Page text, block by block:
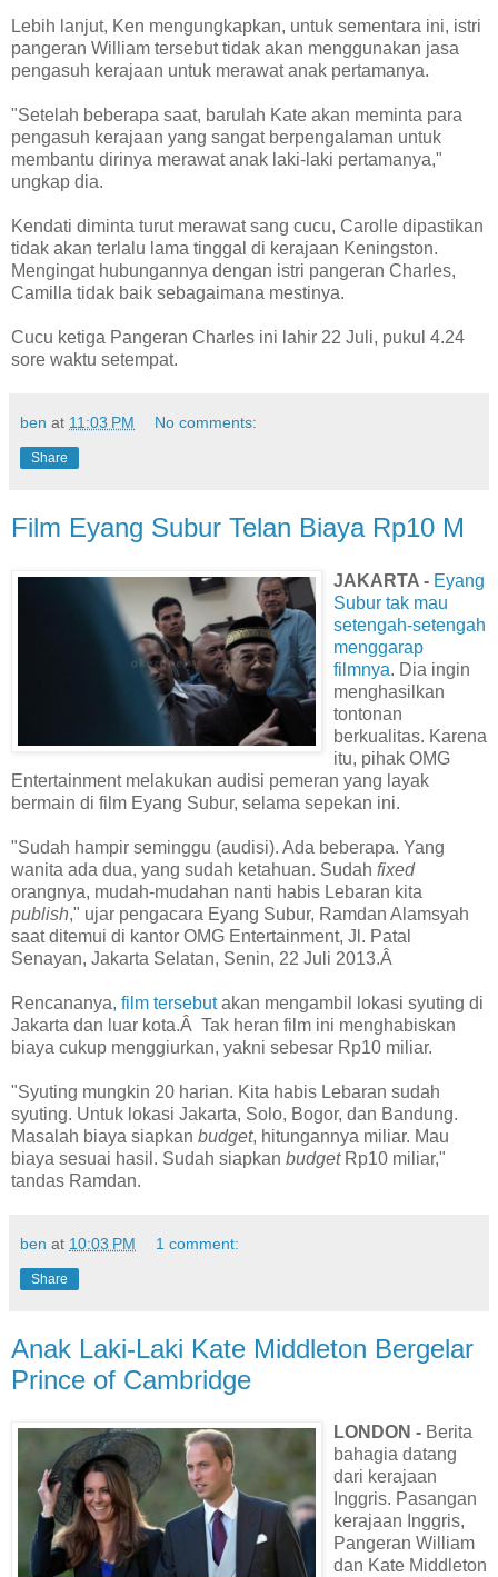
Lebih lanjut, Ken mengungkapkan, untuk sementara ini, istri
pangeran William tersebut tidak akan menggunakan jasa
pengasuh kerajaan untuk merawat anak pertamanya.
"Setelah beberapa saat, barulah Kate akan meminta para
pengasuh kerajaan yang sangat berpengalaman untuk
membantu dirinya merawat anak laki-laki pertamanya,"
ungkap dia.
Kendati diminta turut merawat sang cucu, Carolle dipastikan
tidak akan terlalu lama tinggal di kerajaan Keningston.
Mengingat hubungannya dengan istri pangeran Charles,
Camilla tidak baik sebagaimana mestinya.
Cucu ketiga Pangeran Charles ini lahir 22 Juli, pukul 4.24
sore waktu setempat.
ben at 11:03 PM No comments:
Share
Film Eyang Subur Telan Biaya Rp10 M
JAKARTA - Eyang
Subur tak mau
setengah-setengah
menggarap
filmnya. Dia ingin
menghasilkan
tontonan
berkualitas. Karena
itu, pihak OMG
Entertainment melakukan audisi pemeran yang layak
bermain di film Eyang Subur, selama sepekan ini.
"Sudah hampir seminggu (audisi). Ada beberapa. Yang
wanita ada dua, yang sudah ketahuan. Sudah fixed
orangnya, mudah-mudahan nanti habis Lebaran kita
publish," ujar pengacara Eyang Subur, Ramdan Alamsyah
saat ditemui di kantor OMG Entertainment, Jl. Patal
Senayan, Jakarta Selatan, Senin, 22 Juli 2013.Â
Rencananya, film tersebutakan mengambil lokasi syuting di
Jakarta dan luar kota.Â Tak heran film ini menghabiskan
biaya cukup menggiurkan, yakni sebesar Rp10 miliar.
"Syuting mungkin 20 harian. Kita habis Lebaran sudah
syuting. Untuk lokasi Jakarta, Solo, Bogor, dan Bandung.
Masalah biaya siapkan budget, hitungannya miliar. Mau
biaya sesuai hasil. Sudah siapkan budgetRp10 miliar,"
tandas Ramdan.
ben at 10:03 PM 1 comment:
Share
Anak Laki-Laki Kate Middleton Bergelar
Prince of Cambridge
LONDON - Berita
bahagia datang
dari kerajaan
Inggris. Pasangan
kerajaan Inggris,
Pangeran William
dan Kate Middleton